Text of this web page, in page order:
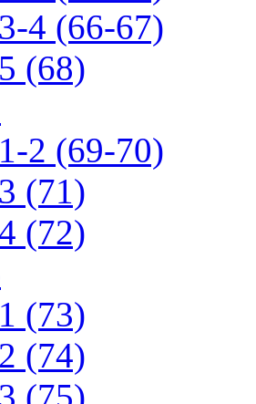
4 (66-67)
(68)
2 (69-70)
(71)
(72)
(73)
(74)